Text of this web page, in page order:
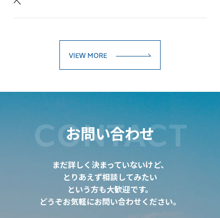
VIEW MORE
お問い合わせ
CONTACT
まだ詳しく決まっていないけど、
とりあえず相談してみたい
という方も大歓迎です。
どうぞお気軽にお問い合わせください。